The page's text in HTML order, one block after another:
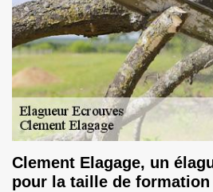
Clement Elagage, un
pour la taille de